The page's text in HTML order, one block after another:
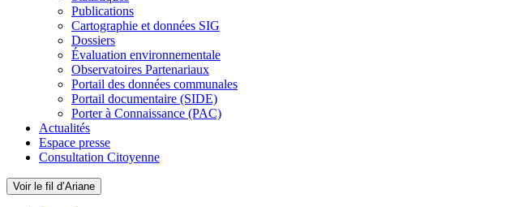
Publications
Cartographie et données SIG
Dossiers
Évaluation environnementale
Observatoires Partenariaux
Portail des données communales
Portail documentaire (SIDE)
Porter à Connaissance (PAC)
Actualités
Espace presse
Consultation Citoyenne
Voir le fil d’Ariane